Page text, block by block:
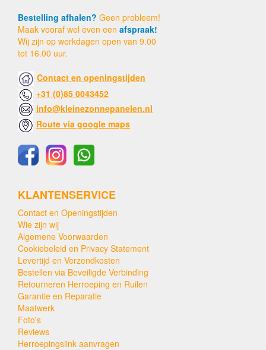
Bestelling afhalen? Geen probleem!
Maak vooraf wel even een afspraak!
Wij zijn op werkdagen open van 9.00
tot 16.00 uur.
Contact en openingstijden
+31 (0)85 0043452
info@kleinezonnepanelen.nl
Route via google maps
KLANTENSERVICE
Contact en Openingstijden
Wie zijn wij
Algemene Voorwaarden
Cookiebeleid en Privacy Statement
Levertijd en Verzendkosten
Bestellen via Beveiligde Verbinding
Retourneren Herroeping en Ruilen
Garantie en Reparatie
Maatwerk
Foto's
Reviews
Herroepingslink aanvragen